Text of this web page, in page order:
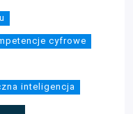
cyfrowe
inteligencja